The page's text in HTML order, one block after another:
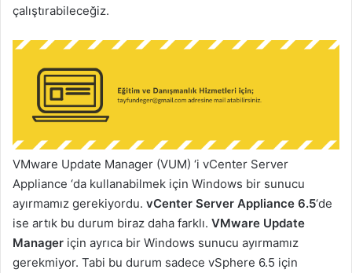
çalıştırabileceğiz.
VMware Update Manager (VUM) ‘i vCenter Server
Appliance ‘da kullanabilmek için Windows bir sunucu
ayırmamız gerekiyordu. vCenter Server Appliance 6.5‘de
ise artık bu durum biraz daha farklı. VMware Update
Manager için ayrıca bir Windows sunucu ayırmamız
gerekmiyor. Tabi bu durum sadece vSphere 6.5 için